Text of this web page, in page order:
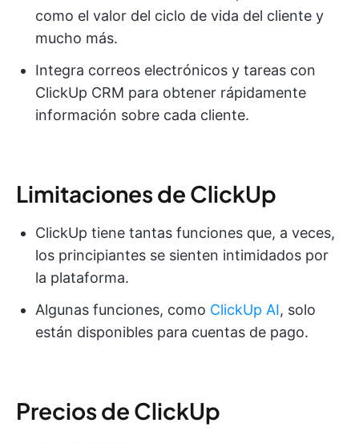
como el valor del ciclo de vida del cliente y
mucho más.
Integra correos electrónicos y tareas con
ClickUp CRM para obtener rápidamente
información sobre cada cliente.
Limitaciones de ClickUp
ClickUp tiene tantas funciones que, a veces,
los principiantes se sienten intimidados por
la plataforma.
Algunas funciones, como ClickUp AI, solo
están disponibles para cuentas de pago.
Precios de ClickUp